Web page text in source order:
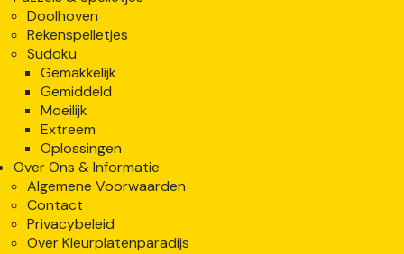
Doolhoven
Rekenspelletjes
Sudoku
Gemakkelijk
Gemiddeld
Moeilijk
Extreem
Oplossingen
Over Ons & Informatie
Algemene Voorwaarden
Contact
Privacybeleid
Over Kleurplatenparadijs